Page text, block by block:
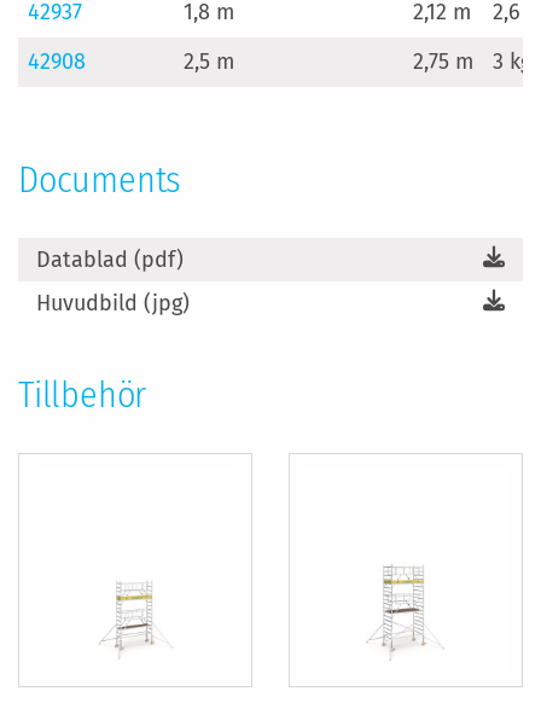
42937
1,8 m 2,12 m
2,6
42908
2,5 m 2,75 m 3 kg
Documents
Datablad (pdf)
Huvudbild (jpg)
Tillbehör